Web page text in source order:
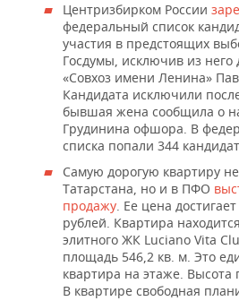
Центризбирком России
федеральный список
участия в предстоящих
Госдумы, исключив из него
«Совхоз имени Ленина»
Кандидата исключили
бывшая жена сообщила о
Грудинина офшора. В
списка попали 344
Самую дорогую квартиру
Татарстана, но и в ПФО
продажу. Ее цена
рублей. Квартира
элитного ЖК Luciano Vita
площадь 546,2 кв. м. Это
квартира на этаже. Высота
В квартире свободная